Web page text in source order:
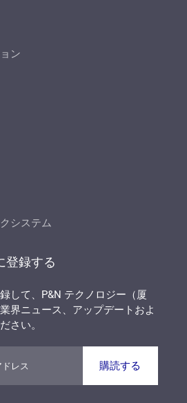
ン
システム
登録する
して、P&N テクノロジー（厦
界ニュース、アップデートおよ
さい。
購読する